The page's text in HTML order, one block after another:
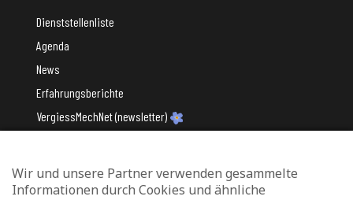
Dienststellenliste
Agenda
News
Erfahrungsberichte
VergiessMechNet (newsletter)
Mit Unterstützung des
Wir und unsere Partner verwenden gesammelte
Informationen durch Cookies und ähnliche